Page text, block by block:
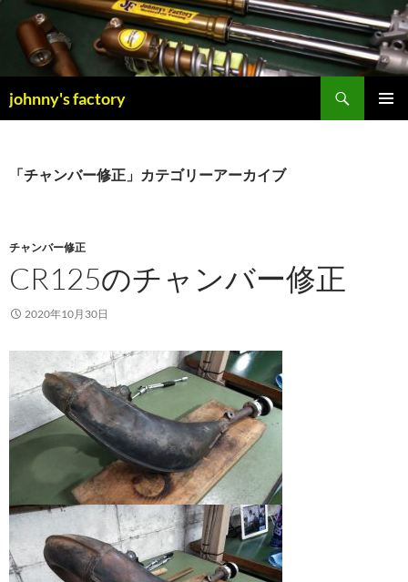
johnny's factory
索
ン
キ
ッ
プ
「チャンバー修正」カテゴリーアーカイブ
チャンバー修正
CR125のチャンバー修正
2020年10月30日